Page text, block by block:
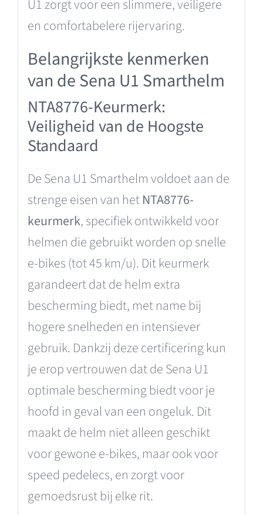
U1 zorgt voor een slimmere, veiligere
en comfortabelere rijervaring.
Belangrijkste kenmerken
van de Sena U1 Smarthelm
NTA8776-Keurmerk:
Veiligheid van de Hoogste
Standaard
De Sena U1 Smarthelm voldoet aan de
strenge eisen van hetNTA8776-
keurmerk, specifiek ontwikkeld voor
helmen die gebruikt worden op snelle
e-bikes (tot 45 km/u). Dit keurmerk
garandeert dat de helm extra
bescherming biedt, met name bij
hogere snelheden en intensiever
gebruik. Dankzij deze certificering kun
je erop vertrouwen dat de Sena U1
optimale bescherming biedt voor je
hoofd in geval van een ongeluk. Dit
maakt de helm niet alleen geschikt
voor gewone e-bikes, maar ook voor
speed pedelecs, en zorgt voor
gemoedsrust bij elke rit.